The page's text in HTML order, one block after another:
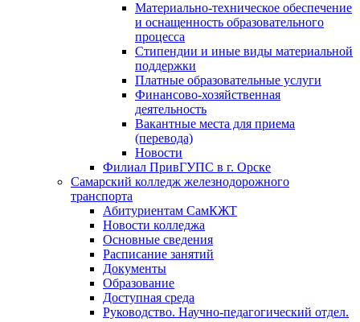
Материально-техническое обеспечение
и оснащенность образовательного
процесса
Стипендии и иные виды материальной
поддержки
Платные образовательные услуги
Финансово-хозяйственная
деятельность
Вакантные места для приема
(перевода)
Новости
Филиал ПривГУПС в г. Орске
Самарский колледж железнодорожного
транспорта
Абитуриентам СамКЖТ
Новости колледжа
Основные сведения
Расписание занятий
Документы
Образование
Доступная среда
Руководство. Научно-педагогический отдел.